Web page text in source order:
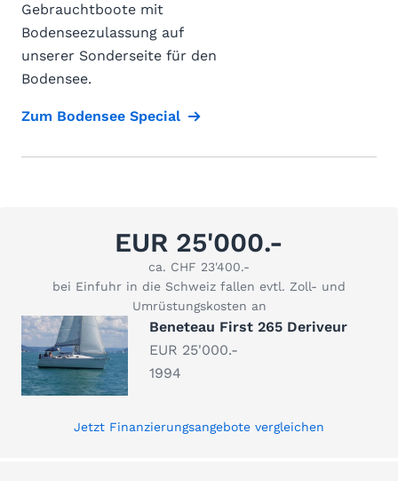
Gebrauchtboote mit
Bodenseezulassung auf
unserer Sonderseite für den
Bodensee.
Zum Bodensee Special
EUR 25'000.-
ca. CHF 23'400.-
bei Einfuhr in die Schweiz fallen evtl. Zoll- und
Umrüstungskosten an
Beneteau First 265 Deriveur
EUR 25'000.-
1994
Jetzt Finanzierungsangebote vergleichen